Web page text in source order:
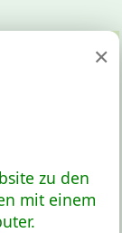
×
zu den
mit einem